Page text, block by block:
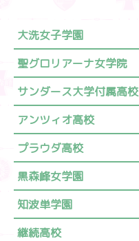
大洗女子学園
聖グロリアーナ女学院
サンダース大学付属高校
アンツィオ高校
プラウダ高校
黒森峰女学園
知波単学園
継続高校